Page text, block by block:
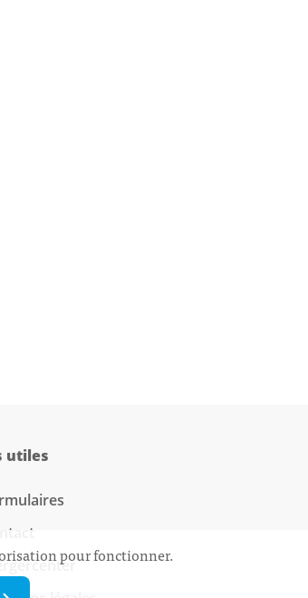
utiles
pour fonctionner.